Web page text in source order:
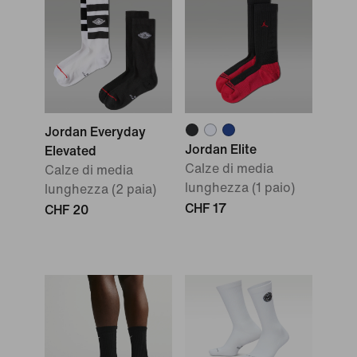
Jordan Everyday
Elevated
Calze di media
lunghezza (2 paia)
CHF 20
Jordan Elite
Calze di media
lunghezza (1 paio)
CHF 17